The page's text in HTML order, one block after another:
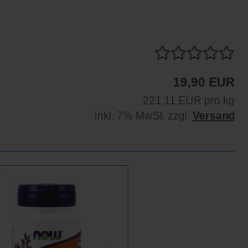
19,90 EUR
221,11 EUR pro kg
inkl. 7% MwSt. zzgl. Versand